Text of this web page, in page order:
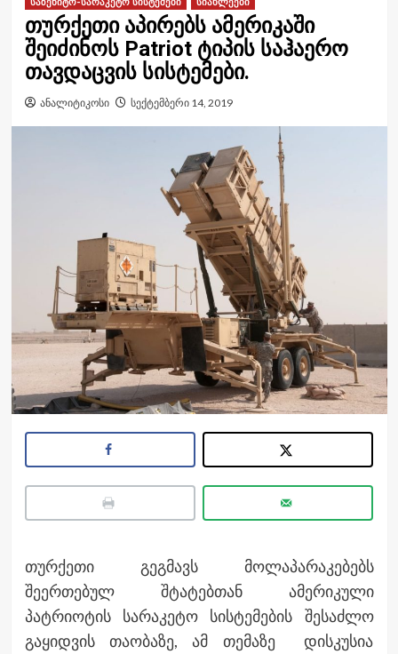
თურქეთი აპირებს ამერიკაში
შეიძინოს Patriot ტიპის საჰაერო
თავდაცვის სისტემები.
ანალიტიკოსი სექტემბერი 14, 2019
თურქეთი გეგმავს მოლაპარაკებებს
შეერთებულ შტატებთან ამერიკული
პატრიოტის სარაკეტო სისტემების შესაძლო
გაყიდვის თაობაზე, ამ თემაზე დისკუსია